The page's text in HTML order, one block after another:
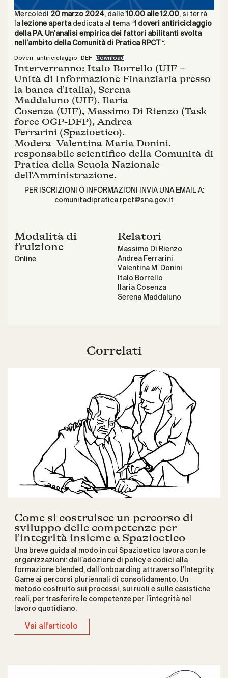
Mercoledì 20 marzo 2024, dalle10.00 alle 12.00, si terrà
la lezione apertadedicata al tema “I doveri antiriciclaggio
della PA. Un’analisi empirica dei fattori abilitanti svolta
nell’ambito della Comunità di Pratica RPCT“.
Doveri_antiriciclaggio_DEF Download
Interverranno: Italo Borrello (UIF –
Unità di Informazione Finanziaria presso
la banca d’Italia), Serena
Maddaluno (UIF), Ilaria
Cosenza(UIF), Massimo Di Rienzo (Task
force OGP-DFP), Andrea
Ferrarini (Spazioetico).
Modera Valentina Maria Donini,
responsabile scientifico della Comunità di
Pratica della Scuola Nazionale
dell’Amministrazione.
PER ISCRIZIONI O INFORMAZIONI INVIA UNA EMAIL A:
comunitadipratica.rpct@sna.gov.it
Modalità di
fruizione
Online
Relatori
Massimo Di Rienzo
Andrea Ferrarini
Valentina M. Donini
Italo Borrello
Ilaria Cosenza
Serena Maddaluno
Correlati
Come si costruisce un percorso di
sviluppo delle competenze per
l’integrità insieme a Spazioetico
Una breve guida al modo in cui Spazioetico lavora con le
organizzazioni: dall’adozione di policy e codici alla
formazione blended, dall’onboarding attraverso l’Integrity
Game ai percorsi pluriennali di consolidamento. Un
metodo costruito sui processi, sui ruoli e sulle casistiche
reali, per trasferire le competenze per l’integrità nel
lavoro quotidiano.
Vai all'articolo